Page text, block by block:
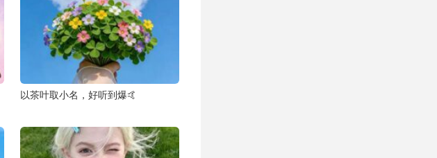
以茶叶取小名，好听到爆🤙